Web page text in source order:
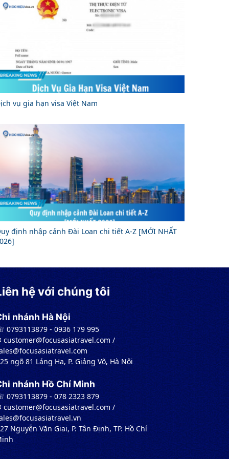
vụ gia hạn visa Việt Nam
định nhập cảnh Đài Loan chi tiết A-Z [MỚI NHẤT
hệ với chúng tôi
nhánh Hà Nội
0793113879 - 0936 179 995
customer@focusasiatravel.com /
ngõ 81 Láng Hạ, P. Giảng Võ, Hà Nội
nhánh Hồ Chí Minh
0793113879 - 078 2323 879
customer@focusasiatravel.com /
Nguyễn Văn Giai, P. Tân Định, TP. Hồ Chí